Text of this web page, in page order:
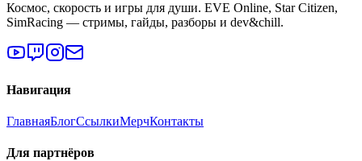
Космос, скорость и игры для души. EVE Online, Star Citizen,
SimRacing — стримы, гайды, разборы и dev&chill.
Навигация
ГлавнаяБлогСсылкиМерчКонтакты
Для партнёров